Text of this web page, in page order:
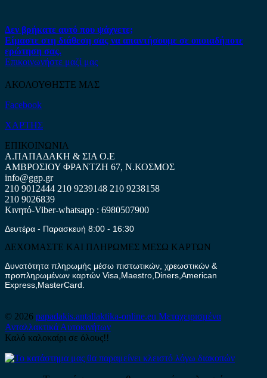
Δεν βρήκατε αυτό που ψάχνετε;
Είμαστε στη διάθεση σας να απαντήσουμε σε οποιαδήποτε
ερώτηση σας.
Επικοινωνήστε μαζί μας
ΑΚΟΛΟΥΘΗΣΤΕ ΜΑΣ
Facebook
ΧΑΡΤΗΣ
ΕΠΙΚΟΙΝΩΝΙΑ
Α.ΠΑΠΑΔΑΚΗ & ΣΙΑ Ο.Ε
ΑΜΒΡΟΣΙΟΥ ΦΡΑΝΤΖΗ 67, Ν.ΚΟΣΜΟΣ
info@ggp.gr
210 9012444 210 9239148 210 9238158
210 9026839
Κινητό-Viber-whatsapp : 6980507900
Δευτέρα - Παρασκευή 8:00 - 16:30
ΔΕΧΟΜΑΣΤΕ ΚΑΙ ΠΛΗΡΩΜΕΣ ΜΕΣΩ ΚΑΡΤΩΝ
Δυνατότητα πληρωμής μέσω πιστωτικών, χρεωστικών &
προπληρωμένων καρτών Visa,Maestro,Diners,American
Express,MasterCard.
© 2026 papadakis.antallaktika-online.eu Μεταχειρισμένα
Ανταλλακτικά Αυτοκινήτων
Καλό καλοκαίρι σε όλους!!